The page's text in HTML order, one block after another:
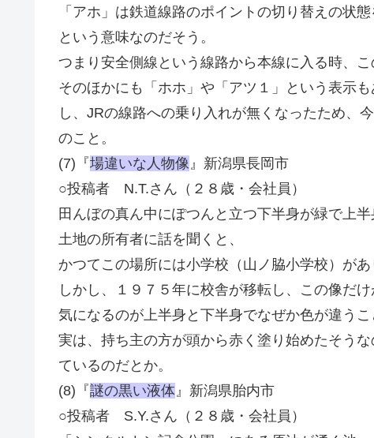
「アホ」は鉄道線路のポイントの切り替えの状
という意味なのだそう。
つまり安全側線という線路から本線に入る時、
そのほかにも「ホホ」や「アツ１」という表示
し、JRの線路への乗り入れが無くなったため、
のこと。
(7)『場違いな人物像 』新潟県長岡市
○投稿者 N.T.さん（２８歳・会社員）
田んぼの真ん中にぽつんと立つ下半身が緑で上半
土地の所有者に話を聞くと、
かつてこの場所には小学校（山ノ脇小学校）が
しかし、１９７５年に校舎が移転し、この像だけ
気になるのが上半身と下半身でなぜか色が違う
実は、持ち主の方が頭から赤く塗り始めたそう
ているのだとか。
(8)『謎の黒い液体 』新潟県胎内市
○投稿者 S.Y.さん（２８歳・会社員）